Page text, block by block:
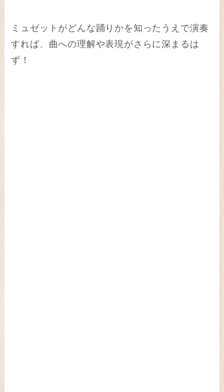
ミュゼットがどんな踊りかを知ったうえで演奏
すれば、曲への理解や表現がさらに深まるは
ず！